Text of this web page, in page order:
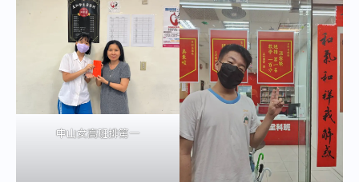
中山女高班排第一